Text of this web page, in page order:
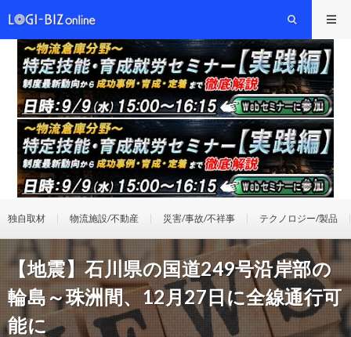
独自取材 物流施設/不動産 災害/事故/不祥事 テクノロジー/製品
【地震】石川県の国道249号沿岸部の
輪島～珠洲間、12月27日に全線通行可
能に